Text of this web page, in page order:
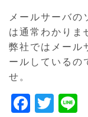
メールサーバの
は通常わかりま
弊社ではメール
ールしているの
せ。
F
T